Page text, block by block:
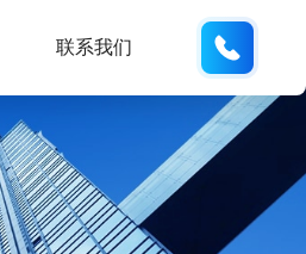
联系我们